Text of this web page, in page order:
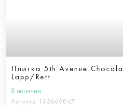
Плитка 5th Avenue
Lapp/Rett
В наличии
Артикул: 163669867